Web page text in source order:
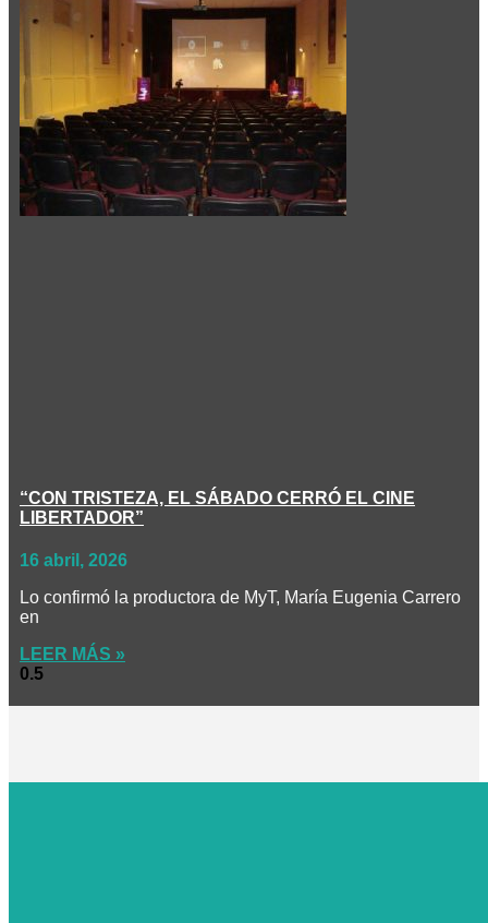
“CON TRISTEZA, EL SÁBADO CERRÓ EL CINE
LIBERTADOR”
16 abril, 2026
Lo confirmó la productora de MyT, María Eugenia Carrero
en
LEER MÁS »